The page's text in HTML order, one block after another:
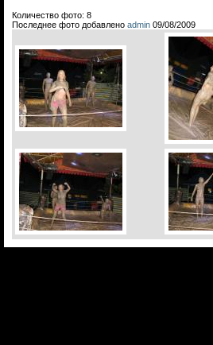
Количество фото: 8
Последнее фото добавлено admin 09/08/2009